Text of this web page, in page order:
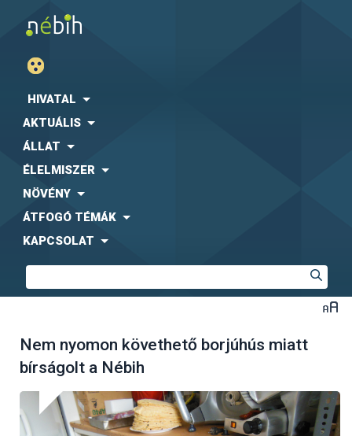
HIVATAL
AKTUÁLIS
ÁLLAT
ÉLELMISZER
NÖVÉNY
ÁTFOGÓ TÉMÁK
KAPCSOLAT
Nem nyomon követhető borjúhús miatt
bírságolt a Nébih